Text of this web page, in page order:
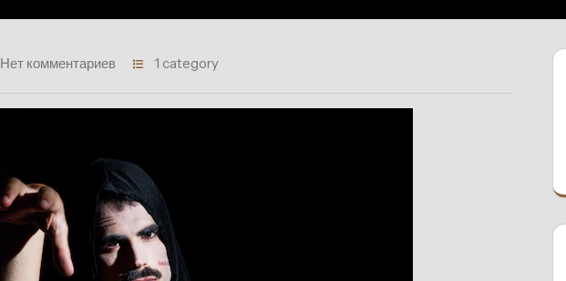
Нет комментариев 1 category